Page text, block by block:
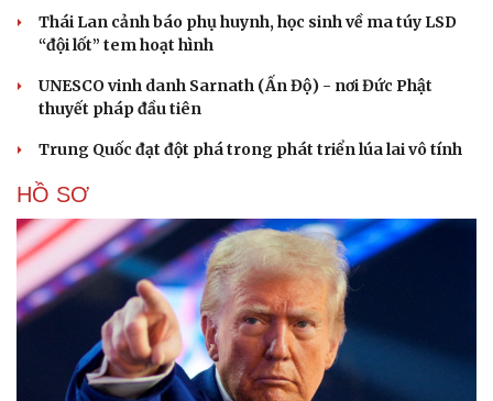
Thái Lan cảnh báo phụ huynh, học sinh về ma túy LSD
“đội lốt” tem hoạt hình
UNESCO vinh danh Sarnath (Ấn Độ) - nơi Đức Phật
thuyết pháp đầu tiên
Trung Quốc đạt đột phá trong phát triển lúa lai vô tính
HỒ SƠ